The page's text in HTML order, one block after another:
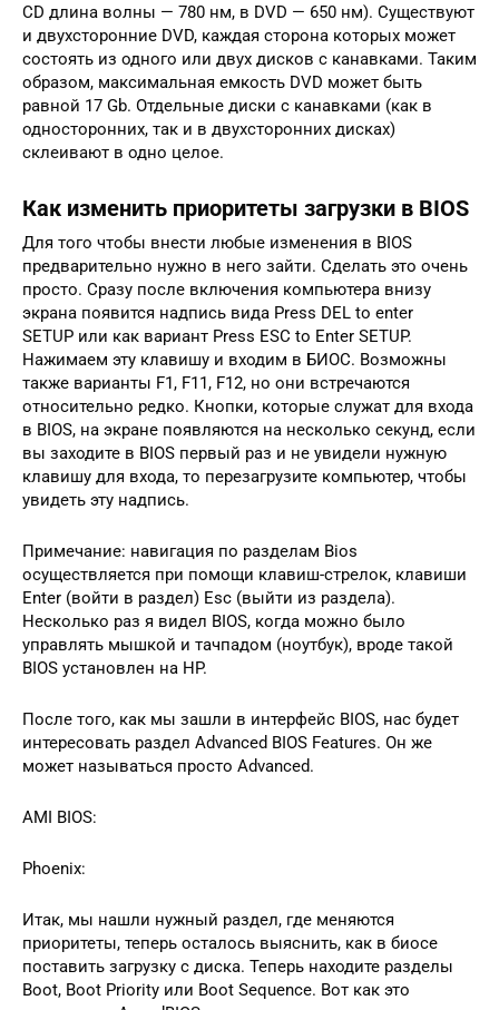
CD длина волны — 780 нм, в DVD — 650 нм). Существуют
и двухсторонние DVD, каждая сторона которых может
состоять из одного или двух дисков с канавками. Таким
образом, максимальная емкость DVD может быть
равной 17 Gb. Отдельные диски с канавками (как в
односторонних, так и в двухсторонних дисках)
склеивают в одно целое.
Как изменить приоритеты загрузки в BIOS
Для того чтобы внести любые изменения в BIOS
предварительно нужно в него зайти. Сделать это очень
просто. Сразу после включения компьютера внизу
экрана появится надпись вида Press DEL to enter
SETUP или как вариант Press ESC to Enter SETUP.
Нажимаем эту клавишу и входим в БИОС. Возможны
также варианты F1, F11, F12, но они встречаются
относительно редко. Кнопки, которые служат для входа
в BIOS, на экране появляются на несколько секунд, если
вы заходите в BIOS первый раз и не увидели нужную
клавишу для входа, то перезагрузите компьютер, чтобы
увидеть эту надпись.
Примечание: навигация по разделам Bios
осуществляется при помощи клавиш-стрелок, клавиши
Enter (войти в раздел) Esc (выйти из раздела).
Несколько раз я видел BIOS, когда можно было
управлять мышкой и тачпадом (ноутбук), вроде такой
BIOS установлен на HP.
После того, как мы зашли в интерфейс BIOS, нас будет
интересовать раздел Advanced BIOS Features. Он же
может называться просто Advanced.
AMI BIOS:
Phoenix:
Итак, мы нашли нужный раздел, где меняются
приоритеты, теперь осталось выяснить, как в биосе
поставить загрузку с диска. Теперь находите разделы
Boot, Boot Priority или Boot Sequence. Вот как это